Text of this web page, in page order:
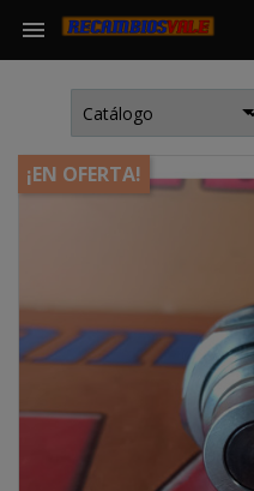

¡EN OFERTA!